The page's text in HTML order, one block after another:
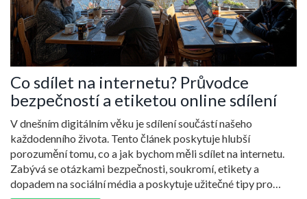
Co sdílet na internetu? Průvodce
bezpečností a etiketou online sdílení
V dnešním digitálním věku je sdílení součástí našeho
každodenního života. Tento článek poskytuje hlubší
porozumění tomu, co a jak bychom měli sdílet na internetu.
Zabývá se otázkami bezpečnosti, soukromí, etikety a
dopadem na sociální média a poskytuje užitečné tipy pro